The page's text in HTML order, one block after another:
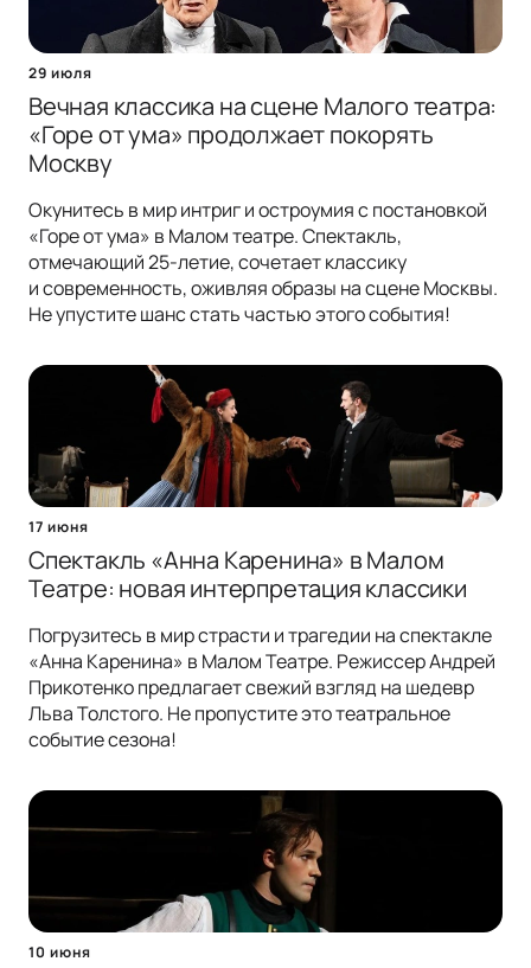
29 июля
Вечная классика на сцене Малого театра:
«Горе от ума» продолжает покорять
Москву
Окунитесь в мир интриг и остроумия с постановкой
«Горе от ума» в Малом театре. Спектакль,
отмечающий 25-летие, сочетает классику
и современность, оживляя образы на сцене Москвы.
Не упустите шанс стать частью этого события!
17 июня
Спектакль «Анна Каренина» в Малом
Театре: новая интерпретация классики
Погрузитесь в мир страсти и трагедии на спектакле
«Анна Каренина» в Малом Театре. Режиссер Андрей
Прикотенко предлагает свежий взгляд на шедевр
Льва Толстого. Не пропустите это театральное
событие сезона!
10 июня